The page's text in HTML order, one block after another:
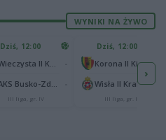
WYNIKI NA ŻYWO
Dziś, 12:00
III liga, gr. IV
Dziś, 12:00
Korona II Kielce
Wisła II Kraków
III liga, gr. IV
›